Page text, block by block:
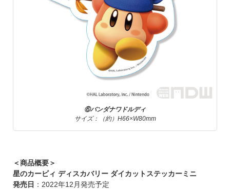
⑥バンダナワドルディ
サイズ：（約）H66×W80mm
＜商品概要＞
星のカービィ ディスカバリー ダイカットステッカーミニ
発売日 ：2022年12月発売予定